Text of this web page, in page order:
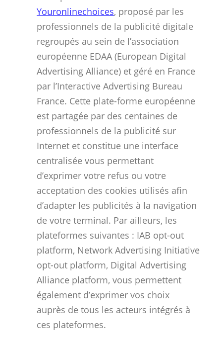
Youronlinechoices, proposé par les
professionnels de la publicité digitale
regroupés au sein de l’association
européenne EDAA (European Digital
Advertising Alliance) et géré en France
par l’Interactive Advertising Bureau
France. Cette plate-forme européenne
est partagée par des centaines de
professionnels de la publicité sur
Internet et constitue une interface
centralisée vous permettant
d’exprimer votre refus ou votre
acceptation des cookies utilisés afin
d’adapter les publicités à la navigation
de votre terminal. Par ailleurs, les
plateformes suivantes : IAB opt-out
platform, Network Advertising Initiative
opt-out platform, Digital Advertising
Alliance platform, vous permettent
également d’exprimer vos choix
auprès de tous les acteurs intégrés à
ces plateformes.